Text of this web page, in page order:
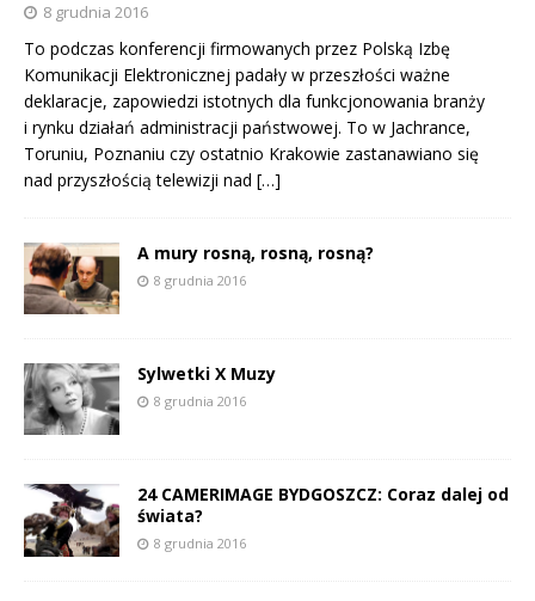
8 grudnia 2016
To podczas konferencji firmowanych przez Polską Izbę
Komunikacji Elektronicznej padały w przeszłości ważne
deklaracje, zapowiedzi istotnych dla funkcjonowania branży
i rynku działań administracji państwowej. To w Jachrance,
Toruniu, Poznaniu czy ostatnio Krakowie zastanawiano się
nad przyszłością telewizji nad […]
A mury rosną, rosną, rosną?
8 grudnia 2016
Sylwetki X Muzy
8 grudnia 2016
24 CAMERIMAGE BYDGOSZCZ: Coraz dalej od
świata?
8 grudnia 2016